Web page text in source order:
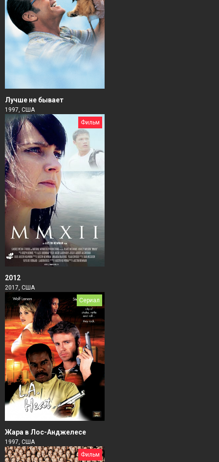
Лучше не бывает
1997, США
Фильм
2012
2017, США
Сериал
Жара в Лос-Анджелесе
1997, США
Фильм